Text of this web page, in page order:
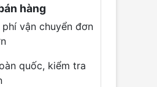
hàng
vận chuyển đơn
quốc, kiểm tra